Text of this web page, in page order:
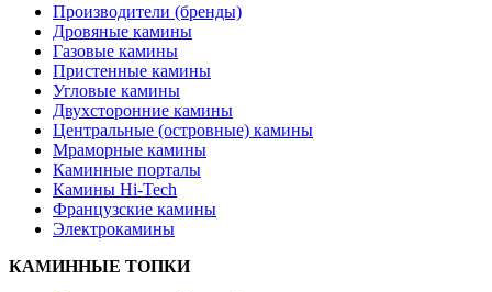
Производители (бренды)
Дровяные камины
Газовые камины
Пристенные камины
Угловые камины
Двухсторонние камины
Центральные (островные) камины
Мраморные камины
Каминные порталы
Камины Hi-Tech
Французские камины
Электрокамины
КАМИННЫЕ ТОПКИ